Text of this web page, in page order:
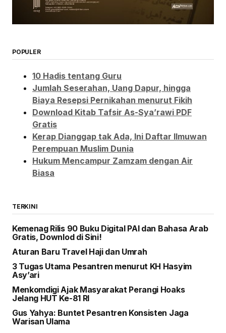
POPULER
10 Hadis tentang Guru
Jumlah Seserahan, Uang Dapur, hingga
Biaya Resepsi Pernikahan menurut Fikih
Download Kitab Tafsir As-Sya’rawi PDF
Gratis
Kerap Dianggap tak Ada, Ini Daftar Ilmuwan
Perempuan Muslim Dunia
Hukum Mencampur Zamzam dengan Air
Biasa
TERKINI
Kemenag Rilis 90 Buku Digital PAI dan Bahasa Arab
Gratis, Downlod di Sini!
Aturan Baru Travel Haji dan Umrah
3 Tugas Utama Pesantren menurut KH Hasyim
Asy’ari
Menkomdigi Ajak Masyarakat Perangi Hoaks
Jelang HUT Ke-81 RI
Gus Yahya: Buntet Pesantren Konsisten Jaga
Warisan Ulama